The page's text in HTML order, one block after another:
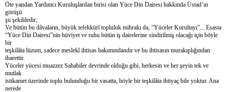
Öte yandan Yardımcı Kuruluşlardan birisi olan Yüce Din Dairesi hakkında Üstad’ın
görüşü
şu şekildedir;
Ve bütün bu dâvaların, büyük tefekkürî topluluk mihrakı da, “Yüceler Kurultayı”... Esasta
“Yüce Din Dairesi”nin hüviyet ve ruhu bütün iş dairelerine sindirilmiş olacağı için böyle
bir
teşkilâta lüzum, sadece meslekî ihtisas bakımındandır ve bu ihtisasın murakıplığından
ibarettir.
Yüceler yücesi muazzez Sahabiler devrinde olduğu gibi, herkesin ve her şeyin tek ve
mutlak
istikamet üzerinde toplu bulunduğu bir vasatta, böyle bir teşkilâta ihtiyaç bile yoktur. Ana
nerede